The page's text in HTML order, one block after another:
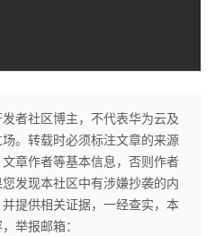
发者社区博主，不代表华为云及
。转载时必须标注文章的来源
文章作者等基本信息，否则作者
发现本社区中有涉嫌抄袭的内
提供相关证据，一经查实，本
举报邮箱：